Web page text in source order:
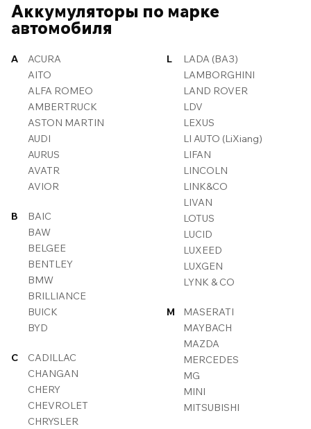
Аккумуляторы по марке
автомобиля
A
ACURA
AITO
ALFA ROMEO
AMBERTRUCK
ASTON MARTIN
AUDI
AURUS
AVATR
AVIOR
B
BAIC
BAW
BELGEE
BENTLEY
BMW
BRILLIANCE
BUICK
BYD
C
CADILLAC
CHANGAN
CHERY
CHEVROLET
CHRYSLER
L
LADA (ВАЗ)
LAMBORGHINI
LAND ROVER
LDV
LEXUS
LI AUTO (LiXiang)
LIFAN
LINCOLN
LINK&CO
LIVAN
LOTUS
LUCID
LUXEED
LUXGEN
LYNK & CO
M
MASERATI
MAYBACH
MAZDA
MERCEDES
MG
MINI
MITSUBISHI